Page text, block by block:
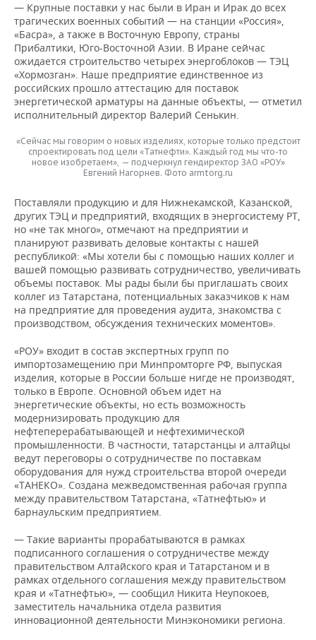
— Крупные поставки у нас были в Иран и Ирак до всех
трагических военных событий — на станции «Россия»,
«Басра», а также в Восточную Европу, страны
Прибалтики, Юго-Восточной Азии. В Иране сейчас
ожидается строительство четырех энергоблоков — ТЭЦ
«Хормозган». Наше предприятие единственное из
российских прошло аттестацию для поставок
энергетической арматуры на данные объекты, — отметил
исполнительный директор Валерий Сенькин.
«Сейчас мы говорим о новых изделиях, которые только предстоит
спроектировать под цели «Татнефти». Каждый год мы что-то
новое изобретаем», — подчеркнул гендиректор ЗАО «РОУ»
Евгений Нагорнев. Фото armtorg.ru
Поставляли продукцию и для Нижнекамской, Казанской,
других ТЭЦ и предприятий, входящих в энергосистему РТ,
но «не так много», отмечают на предприятии и
планируют развивать деловые контакты с нашей
республикой: «Мы хотели бы с помощью наших коллег и
вашей помощью развивать сотрудничество, увеличивать
объемы поставок. Мы рады были бы приглашать своих
коллег из Татарстана, потенциальных заказчиков к нам
на предприятие для проведения аудита, знакомства с
производством, обсуждения технических моментов».
«РОУ» входит в состав экспертных групп по
импортозамещению при Минпромторге РФ, выпуская
изделия, которые в России больше нигде не производят,
только в Европе. Основной объем идет на
энергетические объекты, но есть возможность
модернизировать продукцию для
нефтеперерабатывающей и нефтехимической
промышленности. В частности, татарстанцы и алтайцы
ведут переговоры о сотрудничестве по поставкам
оборудования для нужд строительства второй очереди
«ТАНЕКО». Создана межведомственная рабочая группа
между правительством Татарстана, «Татнефтью» и
барнаульским предприятием.
— Такие варианты прорабатываются в рамках
подписанного соглашения о сотрудничестве между
правительством Алтайского края и Татарстаном и в
рамках отдельного соглашения между правительством
края и «Татнефтью», — сообщил Никита Неупокоев,
заместитель начальника отдела развития
инновационной деятельности Минэкономики региона.